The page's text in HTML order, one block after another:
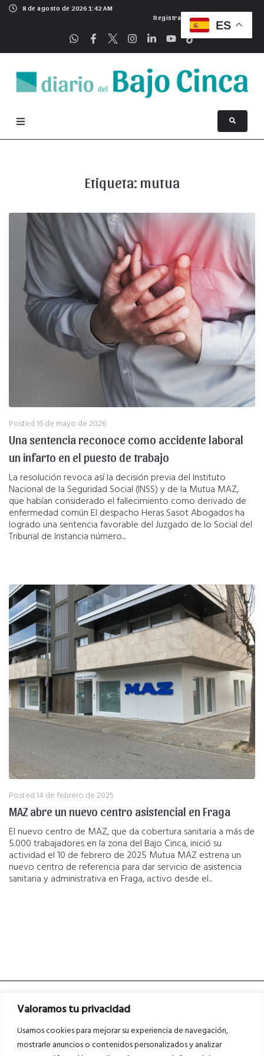
Valoramos tu privacidad
Usamos cookies para mejorar su experiencia de navegación,
mostrarle anuncios o contenidos personalizados y analizar
8 de agosto de 2026 1:42 AM
Registrarse
Etiqueta: mutua
Posted16 de mayo de 2026
Una sentencia reconoce como accidente laboral
un infarto en el puesto de trabajo
La resolución revoca así la decisión previa del Instituto
Nacional de la Seguridad Social (INSS) y de la Mutua MAZ,
que habían considerado el fallecimiento como derivado de
enfermedad común El despacho Heras Sasot Abogados ha
logrado una sentencia favorable del Juzgado de lo Social del
Tribunal de Instancia número...
Posted14 de febrero de 2025
MAZ abre un nuevo centro asistencial en Fraga
El nuevo centro de MAZ, que da cobertura sanitaria a más de
5.000 trabajadores en la zona del Bajo Cinca, inició su
actividad el 10 de febrero de 2025 Mutua MAZ estrena un
nuevo centro de referencia para dar servicio de asistencia
sanitaria y administrativa en Fraga, activo desde el...
ES